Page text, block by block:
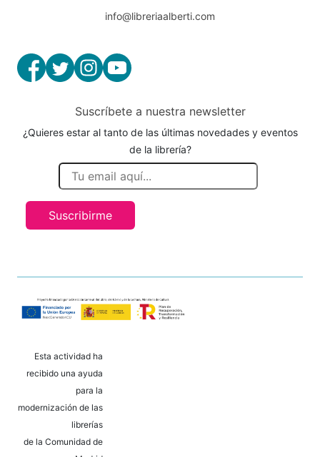
info@libreriaalberti.com
Suscríbete a nuestra newsletter
¿Quieres estar al tanto de las últimas novedades y eventos
de la librería?
Suscribirme
Esta actividad ha
recibido una ayuda
para la
modernización de las
librerías
de la Comunidad de